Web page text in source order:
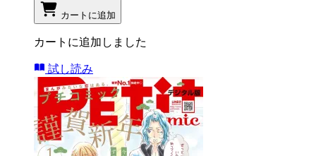
カートに追加
カートに追加しました
試し読み